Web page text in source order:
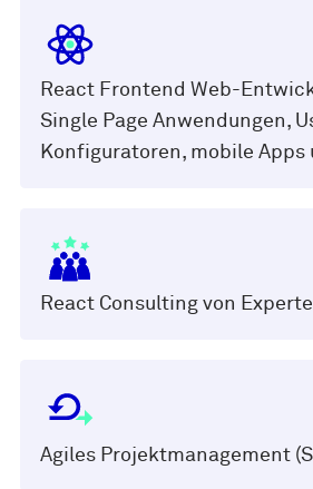
React Frontend Web-
Single Page Anwendungen,
Konfiguratoren, mobile Apps
React Consulting von
Agiles Projektmanagement